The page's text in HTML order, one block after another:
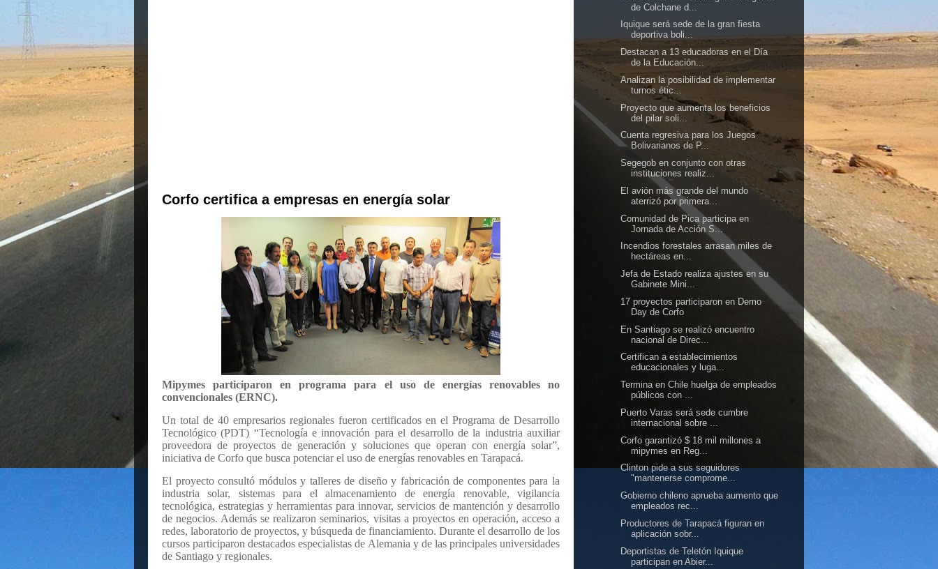
Corfo certifica a empresas en energía solar
Mipymes participaron en programa para el uso de energías renovables no
convencionales (ERNC).
Un total de 40 empresarios regionales fueron certificados en el Programa de Desarrollo
Tecnológico (PDT) “Tecnología e innovación para el desarrollo de la industria auxiliar
proveedora de proyectos de generación y soluciones que operan con energía solar”,
iniciativa de Corfo que busca potenciar el uso de energías renovables en Tarapacá.
El proyecto consultó módulos y talleres de diseño y fabricación de componentes para la
industria solar, sistemas para el almacenamiento de energía renovable, vigilancia
tecnológica, estrategias y herramientas para innovar, servicios de mantención y desarrollo
de negocios. Además se realizaron seminarios, visitas a proyectos en operación, acceso a
redes, laboratorio de proyectos, y búsqueda de financiamiento. Durante el desarrollo de los
cursos participaron destacados especialistas de Alemania y de las principales universidades
de Santiago y regionales.
de Colchane d...
Iquique será sede de la gran fiesta
deportiva boli...
Destacan a 13 educadoras en el Día
de la Educación...
Analizan la posibilidad de implementar
turnos étic...
Proyecto que aumenta los beneficios
del pilar soli...
Cuenta regresiva para los Juegos
Bolivarianos de P...
Segegob en conjunto con otras
instituciones realiz...
El avión más grande del mundo
aterrizó por primera...
Comunidad de Pica participa en
Jornada de Acción S...
Incendios forestales arrasan miles de
hectáreas en...
Jefa de Estado realiza ajustes en su
Gabinete Mini...
17 proyectos participaron en Demo
Day de Corfo
En Santiago se realizó encuentro
nacional de Direc...
Certifican a establecimientos
educacionales y luga...
Termina en Chile huelga de empleados
públicos con ...
Puerto Varas será sede cumbre
internacional sobre ...
Corfo garantizó $ 18 mil millones a
mipymes en Reg...
Clinton pide a sus seguidores
"mantenerse comprome...
Gobierno chileno aprueba aumento que
empleados rec...
Productores de Tarapacá figuran en
aplicación sobr...
Deportistas de Teletón Iquique
participan en Abier...